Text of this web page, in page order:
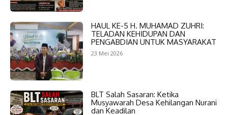
HAUL KE-5 H. MUHAMAD ZUHRI:
TELADAN KEHIDUPAN DAN
PENGABDIAN UNTUK MASYARAKAT
23 Mei 2026
BLT Salah Sasaran: Ketika
Musyawarah Desa Kehilangan Nurani
dan Keadilan